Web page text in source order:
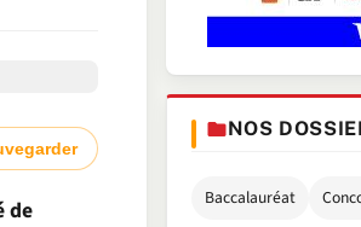
de
NOS
Baccalauréat